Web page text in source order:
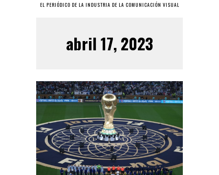
EL PERIÓDICO DE LA INDUSTRIA DE LA COMUNICACIÓN VISUAL
abril 17, 2023